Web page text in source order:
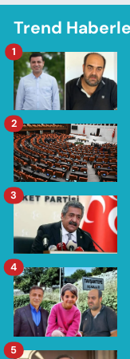
Trend
1
2
3
4
5